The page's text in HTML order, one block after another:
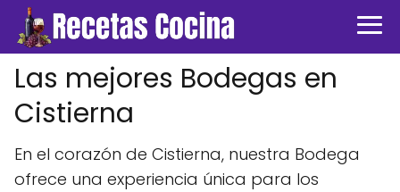
Las mejores Bodegas en
Cistierna
En el corazón de Cistierna, nuestra Bodega
ofrece una experiencia única para los